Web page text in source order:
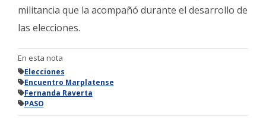
militancia que la acompañó durante el desarrollo de
las elecciones.
En esta nota
Elecciones
Encuentro Marplatense
Fernanda Raverta
PASO